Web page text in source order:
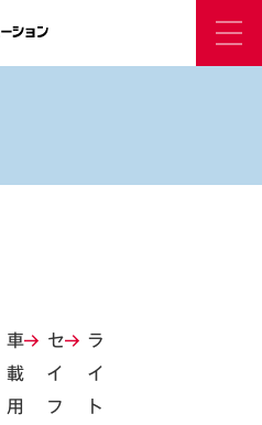
車
載
用
セ
イ
フ
ラ
イ
ト